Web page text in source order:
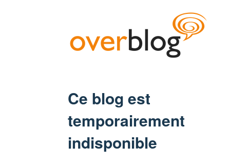
Ce blog est
temporairement
indisponible